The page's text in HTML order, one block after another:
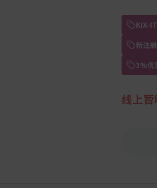
KIX-
新注
3%优
线上